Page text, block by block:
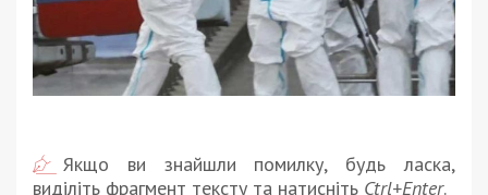
Якщо ви знайшли помилку, будь ласка,
виділіть фрагмент тексту та натисніть Ctrl+Enter.